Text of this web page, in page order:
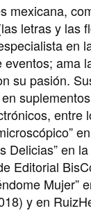
mexicana,
letras y las
en
eventos; ama
su pasión.
entre
Delicias” en
Editorial
Mujer”
y en